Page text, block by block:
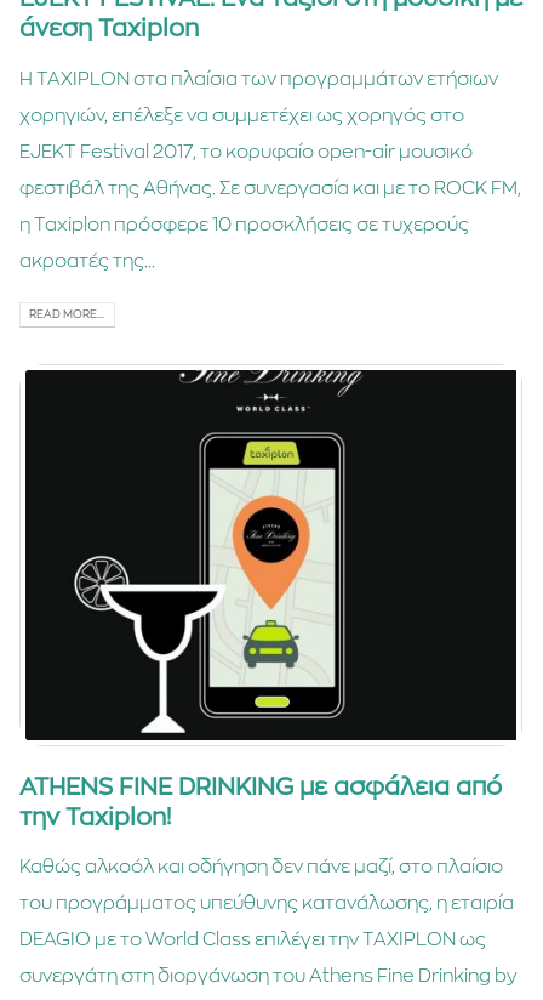
άνεση Taxiplon
Η TAXIPLON στα πλαίσια των προγραμμάτων ετήσιων
χορηγιών, επέλεξε να συμμετέχει ως χορηγός στο
EJEKT Festival 2017, το κορυφαίο open-air μουσικό
φεστιβάλ της Αθήνας. Σε συνεργασία και με το ROCK FM,
η Taxiplon πρόσφερε 10 προσκλήσεις σε τυχερούς
ακροατές της...
READ MORE...
ATHENS FINE DRINKING με ασφάλεια από
την Taxiplon!
Καθώς αλκοόλ και οδήγηση δεν πάνε μαζί, στο πλαίσιο
του προγράμματος υπεύθυνης κατανάλωσης, η εταιρία
DEAGIO με το World Class επιλέγει την TAXIPLON ως
συνεργάτη στη διοργάνωση του Athens Fine Drinking by